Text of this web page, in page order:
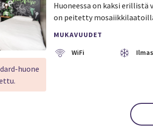
huone
Huoneessa on kaksi erillistä
on peitetty
MUKAVUUDET
WiFi